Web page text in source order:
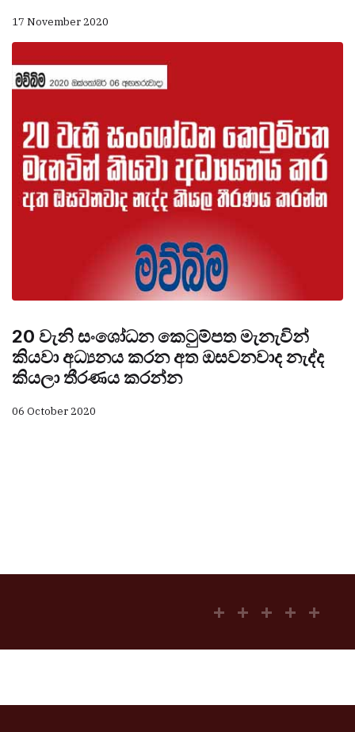
17 November 2020
20 වැනි සංශෝධන කෙටුම්පත මැනැවින්
කියවා අධ්‍යනය කරන අත ඔසවනවාද නැද්ද
කියලා තීරණය කරන්න
06 October 2020